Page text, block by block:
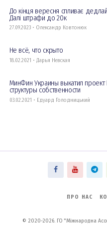
До кінця вересня спливає
Далі штрафи до 20к
27.09.2023 • Олександр Ковтонюк
Не всё, что скрыто
18.02.2021 • Дарья Невская
МинФин Украины выкатил
структуры собственности
03.02.2021 • Едуард Голодницький
ПРО НАС
© 2020-2026. ГО "Міжнародна